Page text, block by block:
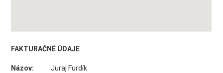
FAKTURAČNÉ ÚDAJE
Názov:
Juraj Furdík